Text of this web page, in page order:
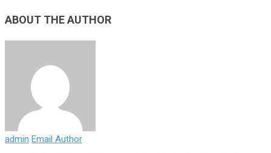
ABOUT THE AUTHOR
admin Email Author